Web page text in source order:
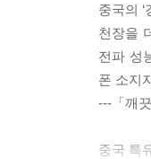
중국의
천장을
전파 성
폰 소지
---「깨
중국 특